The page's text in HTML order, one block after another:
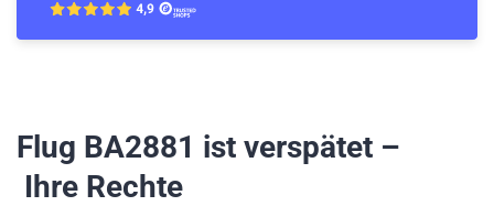
Flug BA2881 ist verspätet –
Ihre Rechte